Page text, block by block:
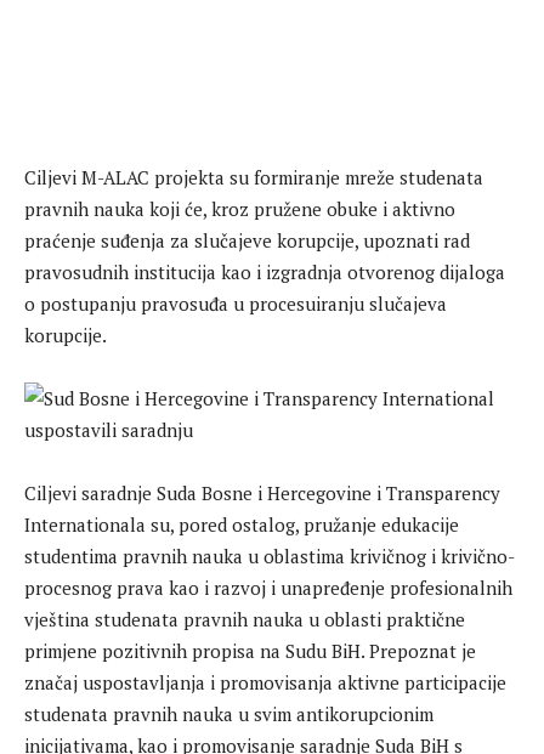
Ciljevi M-ALAC projekta su formiranje mreže studenata
pravnih nauka koji će, kroz pružene obuke i aktivno
praćenje suđenja za slučajeve korupcije, upoznati rad
pravosudnih institucija kao i izgradnja otvorenog dijaloga
o postupanju pravosuđa u procesuiranju slučajeva
korupcije.
Ciljevi saradnje Suda Bosne i Hercegovine i Transparency
Internationala su, pored ostalog, pružanje edukacije
studentima pravnih nauka u oblastima krivičnog i krivično-
procesnog prava kao i razvoj i unapređenje profesionalnih
vještina studenata pravnih nauka u oblasti praktične
primjene pozitivnih propisa na Sudu BiH. Prepoznat je
značaj uspostavljanja i promovisanja aktivne participacije
studenata pravnih nauka u svim antikorupcionim
inicijativama, kao i promovisanje saradnje Suda BiH s